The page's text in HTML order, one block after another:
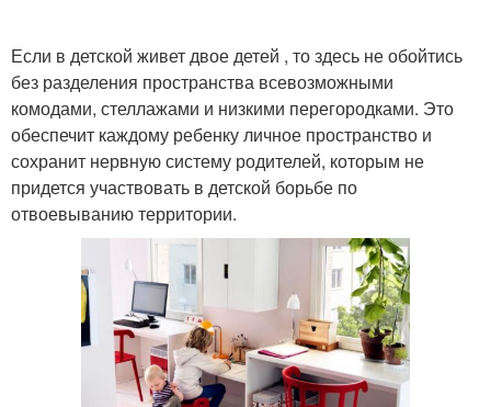
Если в детской живет двое детей , то здесь не обойтись
без разделения пространства всевозможными
комодами, стеллажами и низкими перегородками. Это
обеспечит каждому ребенку личное пространство и
сохранит нервную систему родителей, которым не
придется участвовать в детской борьбе по
отвоевыванию территории.